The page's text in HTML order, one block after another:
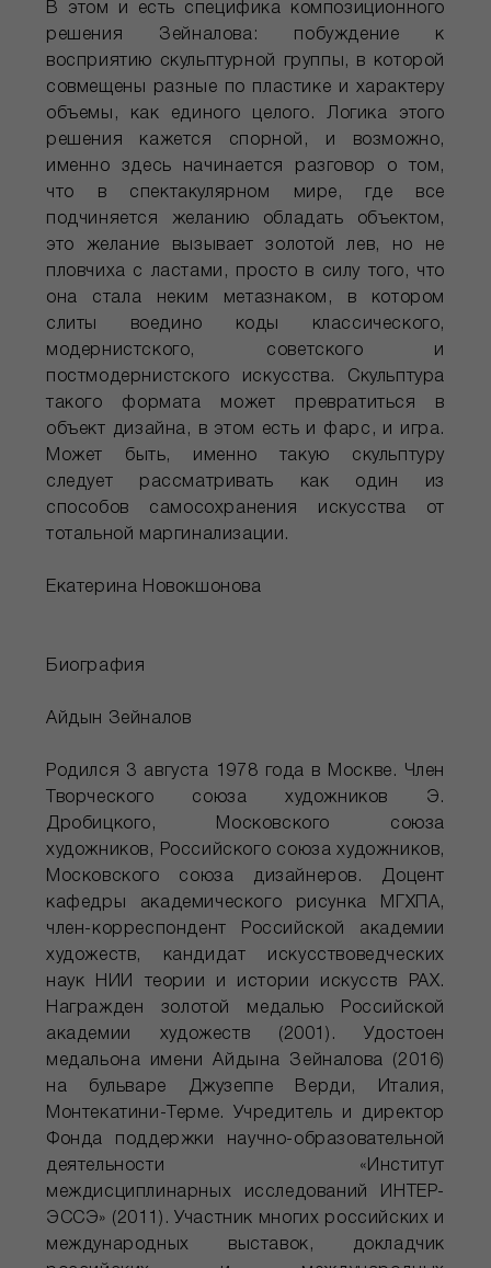
В этом и есть специфика композиционного
решения Зейналова: побуждение к
восприятию скульптурной группы, в которой
совмещены разные по пластике и характеру
объемы, как единого целого. Логика этого
решения кажется спорной, и возможно,
именно здесь начинается разговор о том,
что в спектакулярном мире, где все
подчиняется желанию обладать объектом,
это желание вызывает золотой лев, но не
пловчиха с ластами, просто в силу того, что
она стала неким метазнаком, в котором
слиты воедино коды классического,
модернистского, советского и
постмодернистского искусства. Скульптура
такого формата может превратиться в
объект дизайна, в этом есть и фарс, и игра.
Может быть, именно такую скульптуру
следует рассматривать как один из
способов самосохранения искусства от
тотальной маргинализации.
Екатерина Новокшонова
Биография
Айдын Зейналов
Родился 3 августа 1978 года в Москве. Член
Творческого союза художников Э.
Дробицкого, Московского союза
художников, Российского союза художников,
Московского союза дизайнеров. Доцент
кафедры академического рисунка МГХПА,
член-корреспондент Российской академии
художеств, кандидат искусствоведческих
наук НИИ теории и истории искусств РАХ.
Награжден золотой медалью Российской
академии художеств (2001). Удостоен
медальона имени Айдына Зейналова (2016)
на бульваре Джузеппе Верди, Италия,
Монтекатини-Терме. Учредитель и директор
Фонда поддержки научно-образовательной
деятельности «Институт
междисциплинарных исследований ИНТЕР-
ЭССЭ» (2011). Участник многих российских и
международных выставок, докладчик